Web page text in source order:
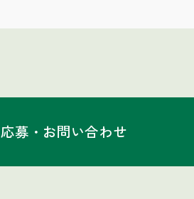
応募・お問い合わせ